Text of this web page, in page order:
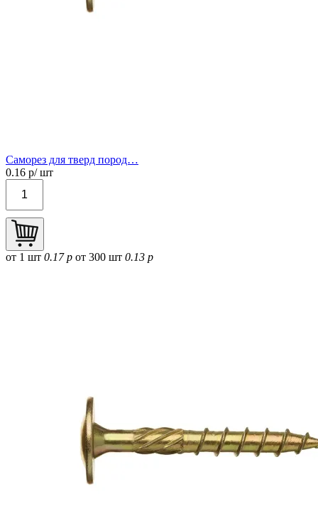
Саморез для тверд пород…
0.16 р/ шт
от 1 шт 0.17 р от 300 шт 0.13 р